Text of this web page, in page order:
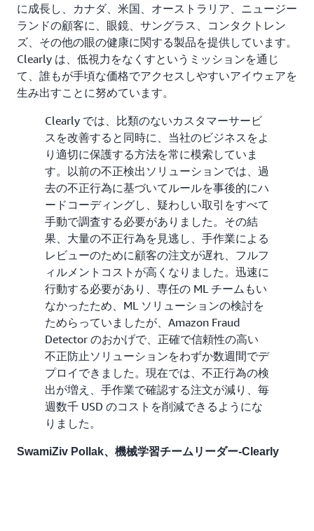
に成長し、カナダ、米国、オーストラリア、ニュージー
ランドの顧客に、眼鏡、サングラス、コンタクトレン
ズ、その他の眼の健康に関する製品を提供しています。
Clearly は、低視力をなくすというミッションを通じ
て、誰もが手頃な価格でアクセスしやすいアイウェアを
生み出すことに努めています。
Clearly では、比類のないカスタマーサービ
スを改善すると同時に、当社のビジネスをよ
り適切に保護する方法を常に模索していま
す。以前の不正検出ソリューションでは、過
去の不正行為に基づいてルールを事後的にハ
ードコーディングし、疑わしい取引をすべて
手動で調査する必要がありました。その結
果、大量の不正行為を見逃し、手作業による
レビューのために顧客の注文が遅れ、フルフ
ィルメントコストが高くなりました。迅速に
行動する必要があり、専任の ML チームもい
なかったため、ML ソリューションの検討を
ためらっていましたが、Amazon Fraud
Detector のおかげで、正確で信頼性の高い
不正防止ソリューションをわずか数週間でデ
プロイできました。現在では、不正行為の検
出が増え、手作業で確認する注文が減り、毎
週数千 USD のコストを削減できるようにな
りました。
SwamiZiv Pollak、機械学習チームリーダー-Clearly